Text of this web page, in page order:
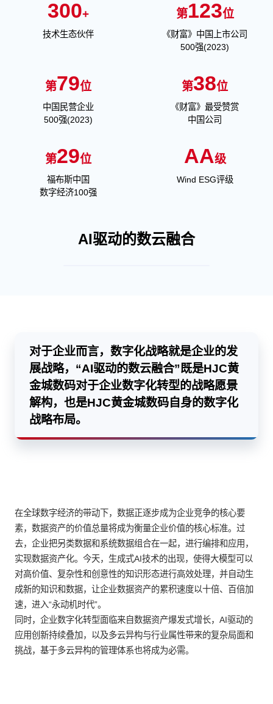
300+
技术生态伙伴
第123位
《财富》中国上市公司
500强(2023)
第79位
中国民营企业
500强(2023)
第38位
《财富》最受赞赏
中国公司
第29位
福布斯中国
数字经济100强
AA级
Wind ESG评级
AI驱动的数云融合
对于企业而言，数字化战略就是企业的发
展战略，“AI驱动的数云融合”既是HJC黄
金城数码对于企业数字化转型的战略愿景
解构，也是HJC黄金城数码自身的数字化
战略布局。
在全球数字经济的带动下，数据正逐步成为企业竞争的核心要
素，数据资产的价值总量将成为衡量企业价值的核心标准。过
去，企业把另类数据和系统数据组合在一起，进行编排和应用，
实现数据资产化。今天，生成式AI技术的出现，使得大模型可以
对高价值、复杂性和创意性的知识形态进行高效处理，并自动生
成新的知识和数据，让企业数据资产的累积速度以十倍、百倍加
速，进入“永动机时代”。
同时，企业数字化转型面临来自数据资产爆发式增长，AI驱动的
应用创新持续叠加，以及多云异构与行业属性带来的复杂局面和
挑战，基于多云异构的管理体系也将成为必需。